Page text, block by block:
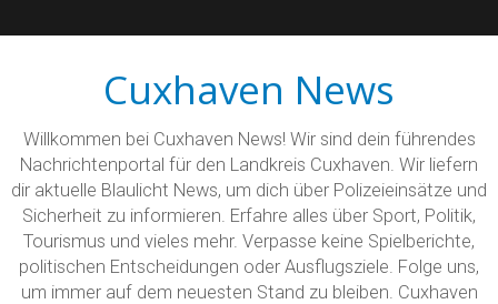
Cuxhaven News
Willkommen bei Cuxhaven News! Wir sind dein führendes
Nachrichtenportal für den Landkreis Cuxhaven. Wir liefern
dir aktuelle Blaulicht News, um dich über Polizeieinsätze und
Sicherheit zu informieren. Erfahre alles über Sport, Politik,
Tourismus und vieles mehr. Verpasse keine Spielberichte,
politischen Entscheidungen oder Ausflugsziele. Folge uns,
um immer auf dem neuesten Stand zu bleiben. Cuxhaven